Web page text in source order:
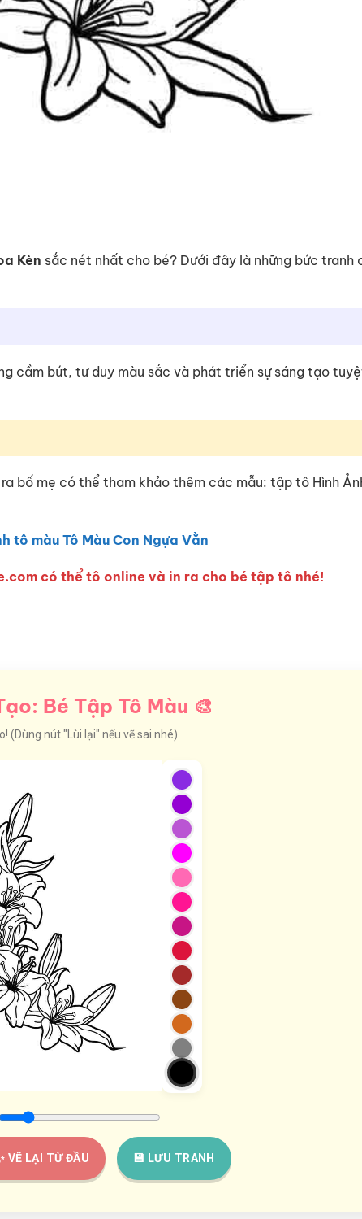
Kèn sắc nét nhất cho bé? Dưới đây là những bức tranh
cầm bút, tư duy màu sắc và phát triển sự sáng tạo
bố mẹ có thể tham khảo thêm các mẫu: tập tô Hình
tô màu Tô Màu Con Ngựa Vằn
có thể tô online và in ra cho bé tập tô nhé!
Bé Tập Tô Màu 🎨
(Dùng nút "Lùi lại" nếu vẽ sai nhé)
VẼ LẠI TỪ ĐẦU 💾 LƯU TRANH